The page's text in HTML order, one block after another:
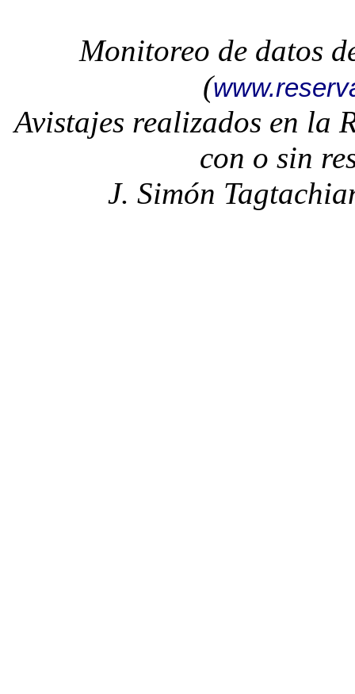
Monitoreo de datos
(
Avistajes realizados en la
con o sin
J. Simón